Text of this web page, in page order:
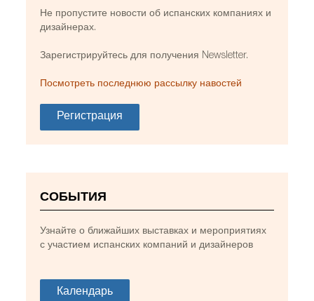
Не пропустите новости об испанских компаниях и
дизайнерах.
Зарегистрируйтесь для получения Newsletter.
Посмотреть последнюю рассылку навостей
Регистрация
СОБЫТИЯ
Узнайте о ближайших выставках и мероприятиях
с участием испанских компаний и дизайнеров
Календарь